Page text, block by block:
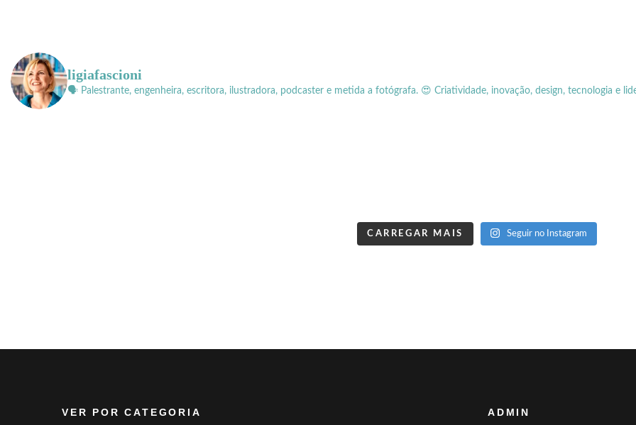
ligiafascioni
🗣 Palestrante, engenheira, escritora, ilustradora, podcaster e metida a fotógrafa. 😍 Criatividade, inovação, design, tecnologia e
CARREGAR MAIS Seguir no Instagram
VER POR CATEGORIA ADMIN